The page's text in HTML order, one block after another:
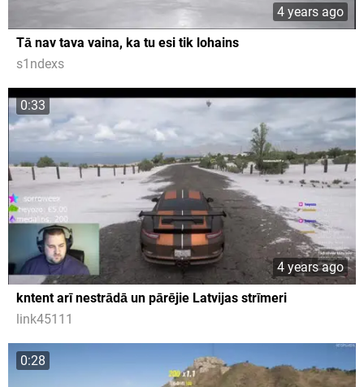
4 years ago
Tā nav tava vaina, ka tu esi tik lohains
s1ndexs
0:33
4 years ago
kntent arī nestrādā un pārējie Latvijas strīmeri
link45111
0:28